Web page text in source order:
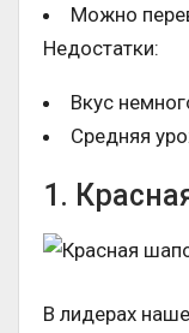
Можно
Недостатки:
Вкус
Средняя
1.
В лидерах